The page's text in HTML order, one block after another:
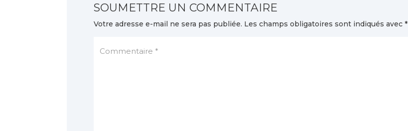
SOUMETTRE UN COMMENTAIRE
Votre adresse e-mail ne sera pas publiée. Les champs obligatoires sont indiqués avec*